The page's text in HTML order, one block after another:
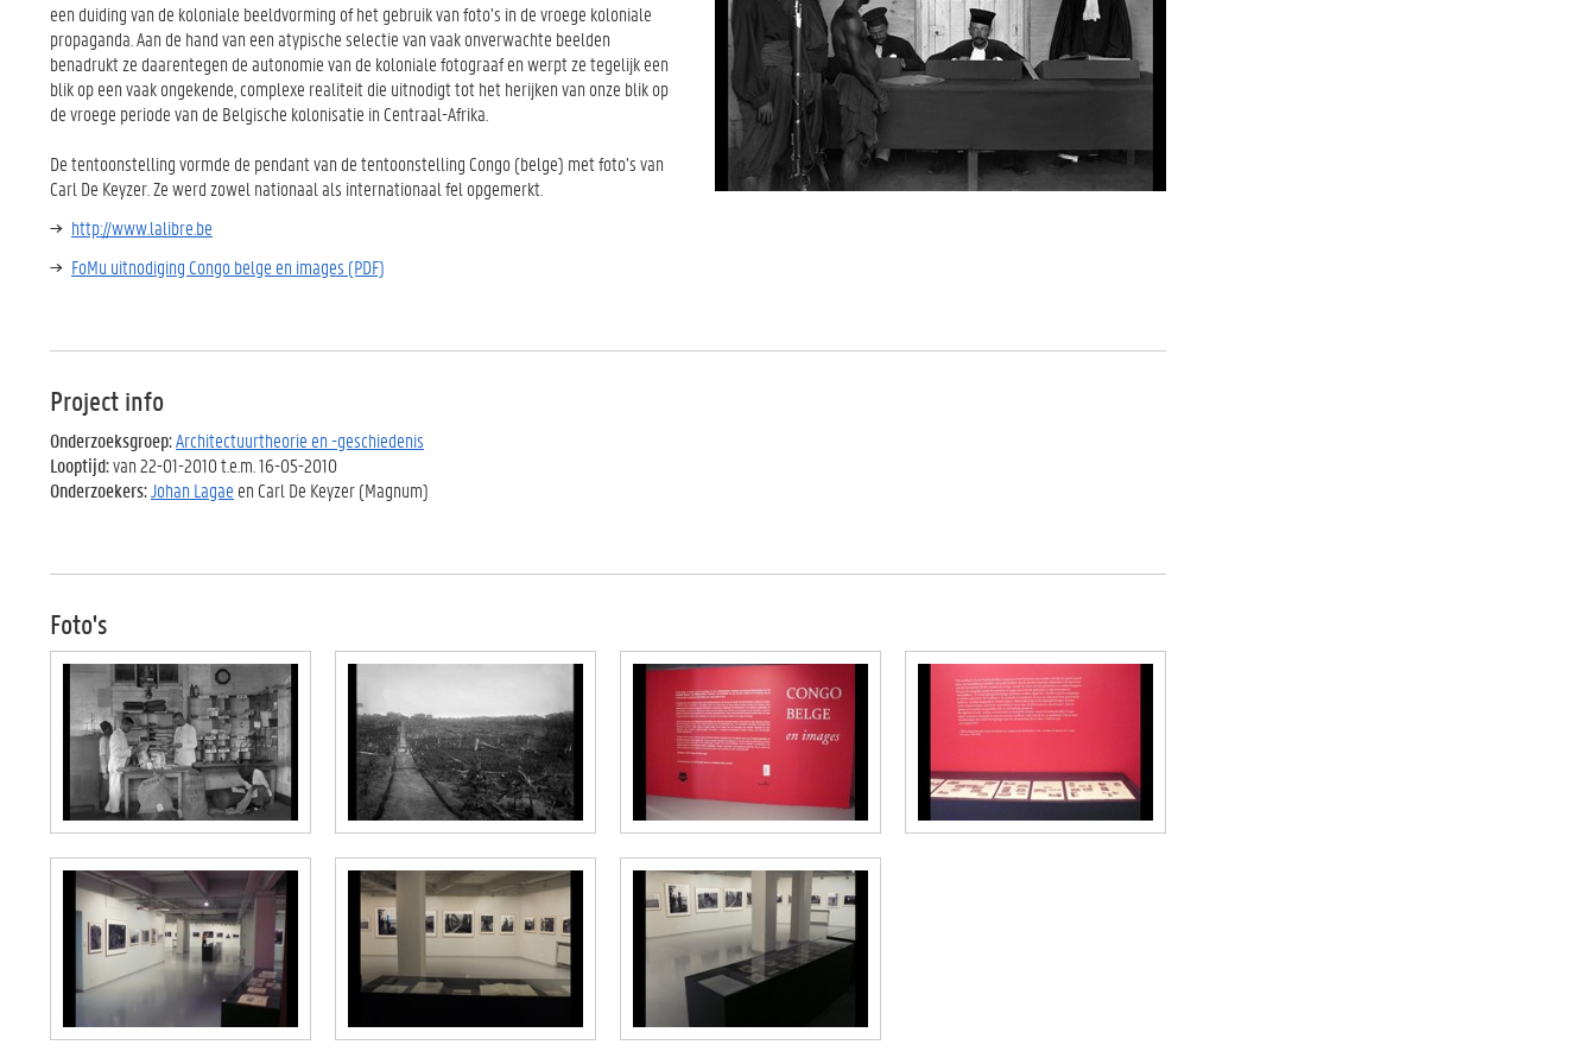
een duiding van de koloniale beeldvorming of het gebruik van foto’s in de vroege koloniale
propaganda. Aan de hand van een atypische selectie van vaak onverwachte beelden
benadrukt ze daarentegen de autonomie van de koloniale fotograaf en werpt ze tegelijk een
blik op een vaak ongekende, complexe realiteit die uitnodigt tot het herijken van onze blik op
de vroege periode van de Belgische kolonisatie in Centraal-Afrika.
De tentoonstelling vormde de pendant van de tentoonstelling Congo (belge) met foto’s van
Carl De Keyzer. Ze werd zowel nationaal als internationaal fel opgemerkt.
http://www.lalibre.be
FoMu uitnodiging Congo belge en images (PDF)
Project info
Onderzoeksgroep:Architectuurtheorie en -geschiedenis
Looptijd:van 22-01-2010 t.e.m. 16-05-2010
Onderzoekers:Johan Lagae en Carl De Keyzer (Magnum)
Foto's